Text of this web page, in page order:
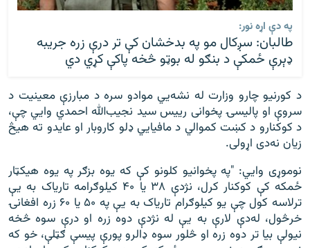
په دې اړه نور:
طالبان: سږکال مو په بدخشان کې تر درې زره جریبه
ډېرې ځمکې د بنګو له بوټو څخه پاکې کړي دي
د کورنیو چارو وزارت له نشه‌‌‌‌يي موادو سره د مبارزې معينیت د
سروې او پاليسۍ پخوانی ريیس سید نجیب‌‌‌الله احمدي وايي چې،
د کوکنارو د کښت کموالي د مافیايي ډلو کاروبار او عایدو ته هیڅ
زیان نه‌‌‌‌دی اړولی.
نوموړی وايي: "په پخوانیو کلونو کې که یوه بزګر په یوه هيکټار
ځمکه کې کوکنار کرل، نژدې ۳۸ یا ۴۰ کیلوګرامه تاریاک به یې
ترلاسه کول چې یو کیلوګرام تاریاک به یې په ۵۰ یا ۶۰ زره افغانۍ
خرڅول، له‌‌دې لارې به یې له نژدې دوه زره او درې سوه څخه
نیولې بیا تر دوه زره او څلور سوه ډالرو پورې پیسې ګټلې، خو که